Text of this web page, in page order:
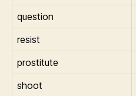
question
resist
prostitute
shoot